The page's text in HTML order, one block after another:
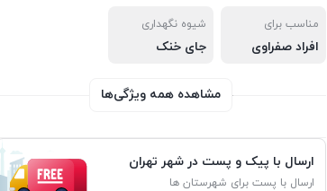
مناسب برای
افراد صفراوی
شیوه نگهداری
جای خنک
مشاهده همه ویژگی‌ها
ارسال با پیک و پست در شهر تهران
ارسال با پست برای شهرستان ها